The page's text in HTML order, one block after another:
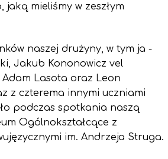
jaką mieliśmy w zeszłym
naszej drużyny, w tym ja -
Jakub Kononowicz vel
Adam Lasota oraz Leon
z czterema innymi uczniami
podczas spotkania naszą
Ogólnokształcące z
im. Andrzeja Struga.